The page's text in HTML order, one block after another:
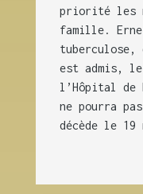
priorité les
famille.
tuberculose,
est admis, le
l’Hôpital de
ne pourra
décède le 19